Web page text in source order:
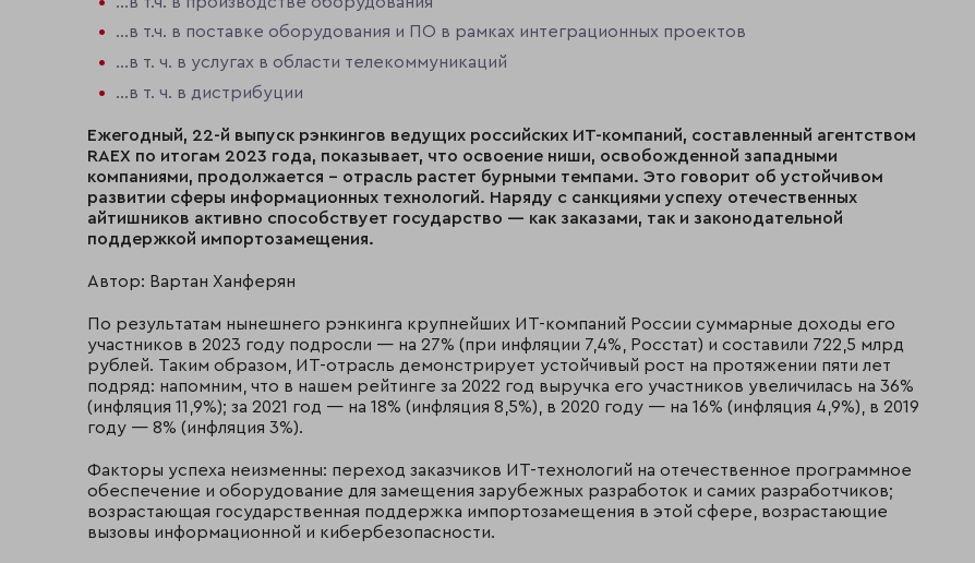
…в т.ч. в поставке оборудования и ПО в рамках интеграционных проектов
…в т. ч. в услугах в области телекоммуникаций
…в т. ч. в дистрибуции
Ежегодный, 22-й выпуск рэнкингов ведущих российских ИТ-компаний, составленный агентством
RAEX по итогам 2023 года, показывает, что освоение ниши, освобожденной западными
компаниями, продолжается – отрасль растет бурными темпами. Это говорит об устойчивом
развитии сферы информационных технологий. Наряду с санкциями успеху отечественных
айтишников активно способствует государство — как заказами, так и законодательной
поддержкой импортозамещения.
Автор: Вартан Ханферян
По результатам нынешнего рэнкинга крупнейших ИТ-компаний России суммарные доходы его
участников в 2023 году подросли — на 27% (при инфляции 7,4%, Росстат) и составили 722,5 млрд
рублей. Таким образом, ИТ-отрасль демонстрирует устойчивый рост на протяжении пяти лет
подряд: напомним, что в нашем рейтинге за 2022 год выручка его участников увеличилась на 36%
(инфляция 11,9%); за 2021 год — на 18% (инфляция 8,5%), в 2020 году — на 16% (инфляция 4,9%), в 2019
году — 8% (инфляция 3%).
Факторы успеха неизменны: переход заказчиков ИТ-технологий на отечественное программное
обеспечение и оборудование для замещения зарубежных разработок и самих разработчиков;
возрастающая государственная поддержка импортозамещения в этой сфере, возрастающие
вызовы информационной и кибербезопасности.